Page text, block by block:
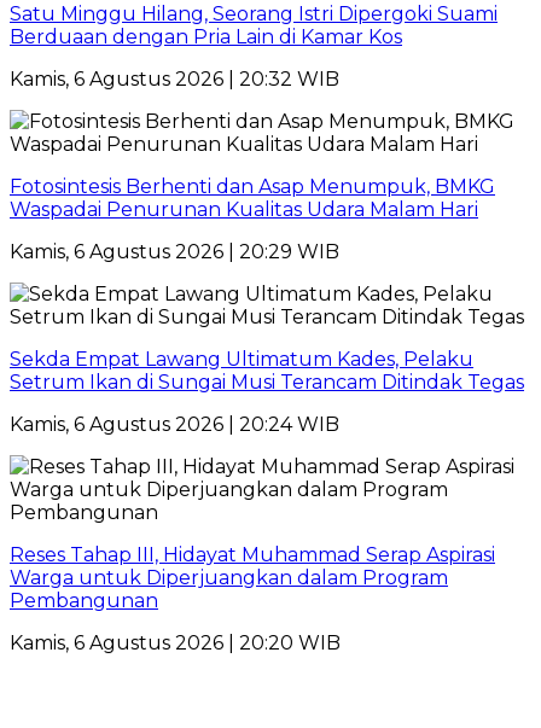
Satu Minggu Hilang, Seorang Istri Dipergoki Suami
Berduaan dengan Pria Lain di Kamar Kos
Kamis, 6 Agustus 2026 | 20:32 WIB
Fotosintesis Berhenti dan Asap Menumpuk, BMKG
Waspadai Penurunan Kualitas Udara Malam Hari
Kamis, 6 Agustus 2026 | 20:29 WIB
Sekda Empat Lawang Ultimatum Kades, Pelaku
Setrum Ikan di Sungai Musi Terancam Ditindak Tegas
Kamis, 6 Agustus 2026 | 20:24 WIB
Reses Tahap III, Hidayat Muhammad Serap Aspirasi
Warga untuk Diperjuangkan dalam Program
Pembangunan
Kamis, 6 Agustus 2026 | 20:20 WIB